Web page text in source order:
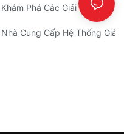
Pallet: Xu Hướng Và Đổi
Khám Phá Các Giải Pháp Giá
Điều Cần Lưu Ý
Nhà Cung Cấp Hệ Thống Giá